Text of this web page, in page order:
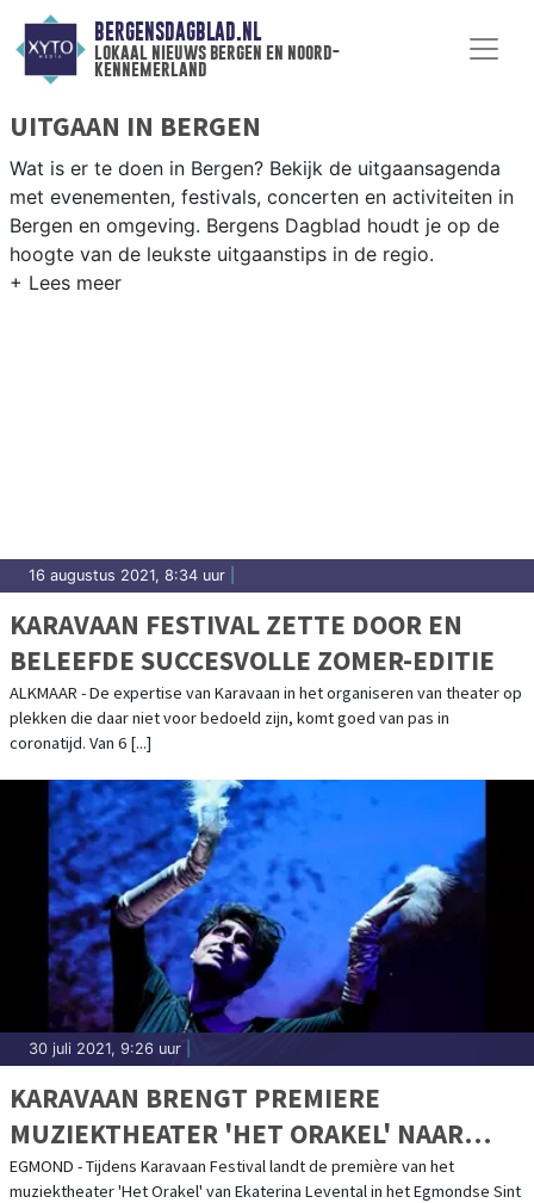
BERGENSDAGBLAD.NL
lokaal nieuws bergen en noord-
kennemerland
UITGAAN IN BERGEN
Wat is er te doen in Bergen? Bekijk de uitgaansagenda
met evenementen, festivals, concerten en activiteiten in
Bergen en omgeving. Bergens Dagblad houdt je op de
hoogte van de leukste uitgaanstips in de regio.
16 augustus 2021, 8:34 uur
KARAVAAN FESTIVAL ZETTE DOOR EN
BELEEFDE SUCCESVOLLE ZOMER-EDITIE
ALKMAAR - De expertise van Karavaan in het organiseren van theater op
plekken die daar niet voor bedoeld zijn, komt goed van pas in
coronatijd. Van 6 [...]
30 juli 2021, 9:26 uur
KARAVAAN BRENGT PREMIERE
MUZIEKTHEATER 'HET ORAKEL' NAAR
EGMONDS KLOOSTER
EGMOND - Tijdens Karavaan Festival landt de première van het
muziektheater 'Het Orakel' van Ekaterina Levental in het Egmondse Sint